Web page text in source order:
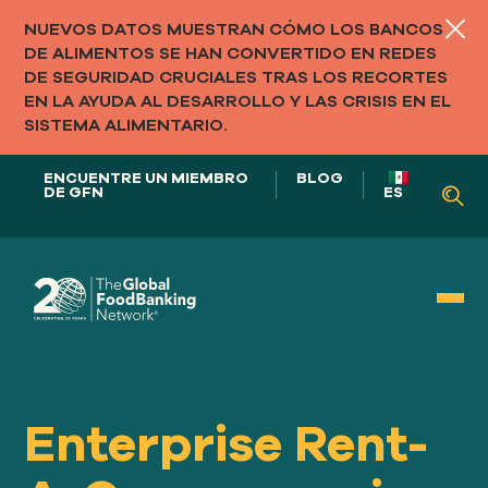
NUEVOS DATOS MUESTRAN CÓMO LOS BANCOS
DE ALIMENTOS SE HAN CONVERTIDO EN REDES
DE SEGURIDAD CRUCIALES TRAS LOS RECORTES
EN LA AYUDA AL DESARROLLO Y LAS CRISIS EN EL
SISTEMA ALIMENTARIO.
ENCUENTRE UN MIEMBRO
DE GFN
BLOG
ES
Enterprise Rent-